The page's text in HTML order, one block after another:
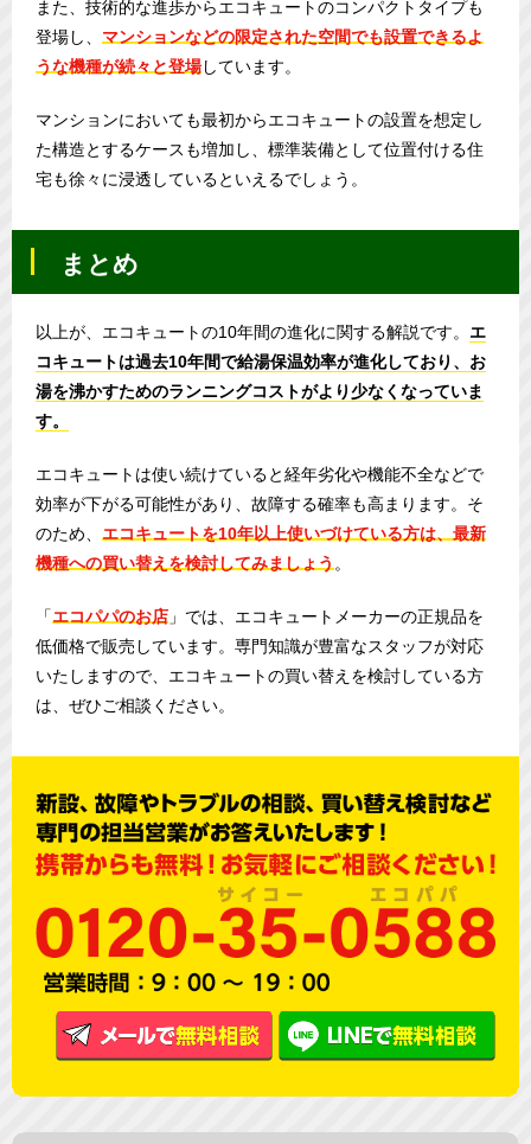
また、技術的な進歩からエコキュートのコンパクトタイプも
登場し、 マンションなどの限定された空間でも設置できるよ
うな機種が続々と登場しています。
マンションにおいても最初からエコキュートの設置を想定し
た構造とするケースも増加し、標準装備として位置付ける住
宅も徐々に浸透しているといえるでしょう。
まとめ
以上が、エコキュートの10年間の進化に関する解説です。 エ
コキュートは過去10年間で給湯保温効率が進化しており、お
湯を沸かすためのランニングコストがより少なくなっていま
す。
エコキュートは使い続けていると経年劣化や機能不全などで
効率が下がる可能性があり、故障する確率も高まります。そ
のため、 エコキュートを10年以上使いづけている方は、最新
機種への買い替えを検討してみましょう 。
「エコパパのお店 」では、エコキュートメーカーの正規品を
低価格で販売しています。専門知識が豊富なスタッフが対応
いたしますので、エコキュートの買い替えを検討している方
は、ぜひご相談ください。